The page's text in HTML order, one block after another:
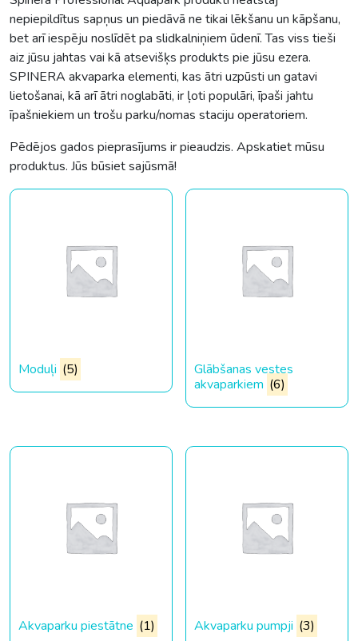
nepiepildītus sapņus un piedāvā ne tikai lēkšanu un kāpšanu,
bet arī iespēju noslīdēt pa slidkalniņiem ūdenī. Tas viss tieši
aiz jūsu jahtas vai kā atsevišķs produkts pie jūsu ezera.
SPINERA akvaparka elementi, kas ātri uzpūsti un gatavi
lietošanai, kā arī ātri noglabāti, ir ļoti populāri, īpaši jahtu
īpašniekiem un trošu parku/nomas staciju operatoriem.
Pēdējos gados pieprasījums ir pieaudzis. Apskatiet mūsu
produktus. Jūs būsiet sajūsmā!
Moduļi (5)
Glābšanas vestes
akvaparkiem (6)
Akvaparku piestātne (1) Akvaparku pumpji (3)